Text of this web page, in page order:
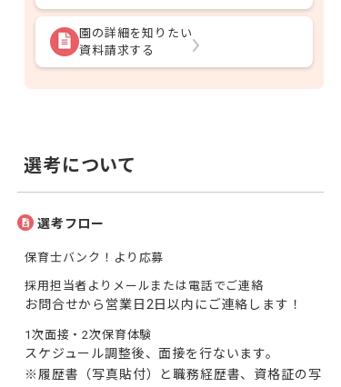
園の詳細を知りたい
資料請求する
選考について
選考フロー
保育士バンク！より応募
採用担当者よりメールまたは電話でご連絡
お問合せから営業日2日以内にご連絡します！
1次面接・2次保育体験
スケジュール調整後、面接を行ないます。
※履歴書（写真貼付）と職務経歴書、資格証の写